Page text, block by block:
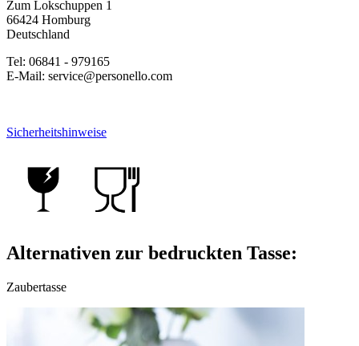
Zum Lokschuppen 1
66424 Homburg
Deutschland
Tel: 06841 - 979165
E-Mail: service@personello.com
Sicherheitshinweise
Alternativen zur bedruckten Tasse:
Zaubertasse